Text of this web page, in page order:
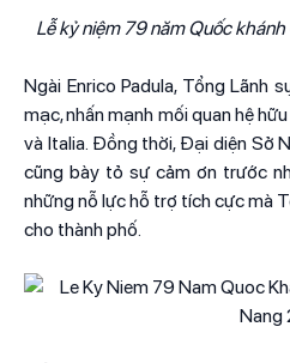
Lễ kỷ niệm 79 năm Quốc
Ngài Enrico Padula, Tổng Lãnh
mạc, nhấn mạnh mối quan hệ
và Italia. Đồng thời, Đại diện Sở
cũng bày tỏ sự cảm ơn trước
những nỗ lực hỗ trợ tích cực mà
cho thành phố.